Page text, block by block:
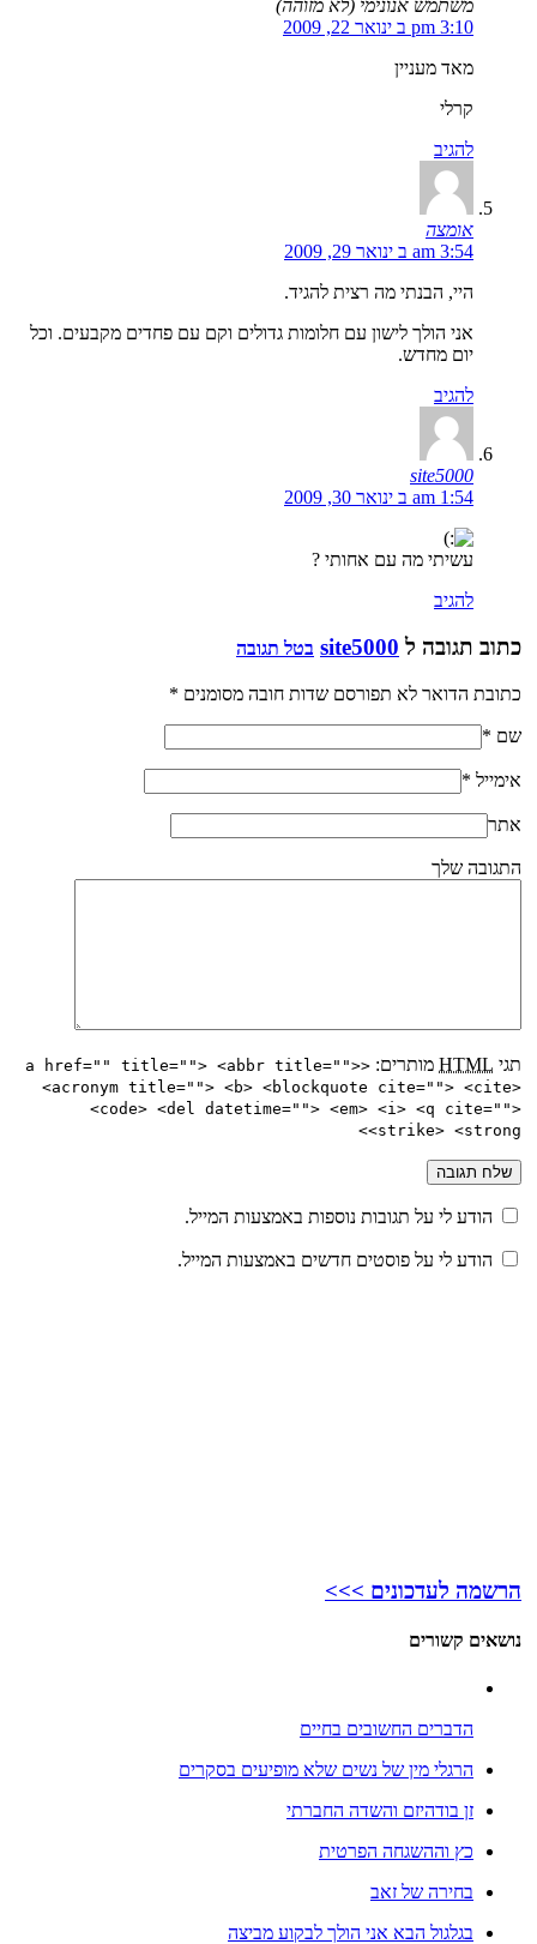
משתמש אנונימי (לא מזוהה)
3:10 pm ב ינואר 22, 2009
מאד מעניין
קרלי
להגיב
אומצה
3:54 am ב ינואר 29, 2009
היי, הבנתי מה רצית להגיד.
אני הולך לישון עם חלומות גדולים וקם עם פחדים מקבעים. וכל
יום מחדש.
להגיב
site5000
1:54 am ב ינואר 30, 2009
עשיתי מה עם אחותי ?
להגיב
כתוב תגובה ל site5000 בטל תגובה
כתובת הדואר לא תפורסם שדות חובה מסומנים *
שם *
אימייל *
אתר
התגובה שלך
תגי HTML מותרים:
<a href="" title=""> <abbr title="">
<acronym title=""> <b> <blockquote cite=""> <cite>
<code> <del datetime=""> <em> <i> <q cite="">
<strike> <strong>
הודע לי על תגובות נוספות באמצעות המייל.
הודע לי על פוסטים חדשים באמצעות המייל.
הרשמה לעדכונים >>>
נושאים קשורים
הדברים החשובים בחיים
הרגלי מין של נשים שלא מופיעים בסקרים
זן בודהיזם והשדה החברתי
כץ וההשגחה הפרטית
בחירה של זאב
בגלגול הבא אני הולך לבקוע מביצה